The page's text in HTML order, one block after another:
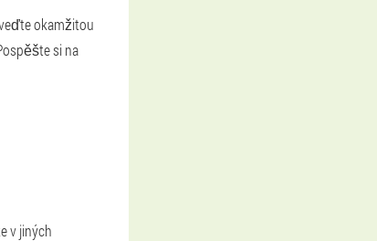
okamžitou
si na
v jiných